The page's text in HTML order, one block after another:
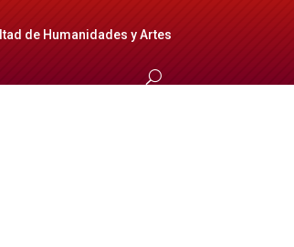
de Humanidades y Artes